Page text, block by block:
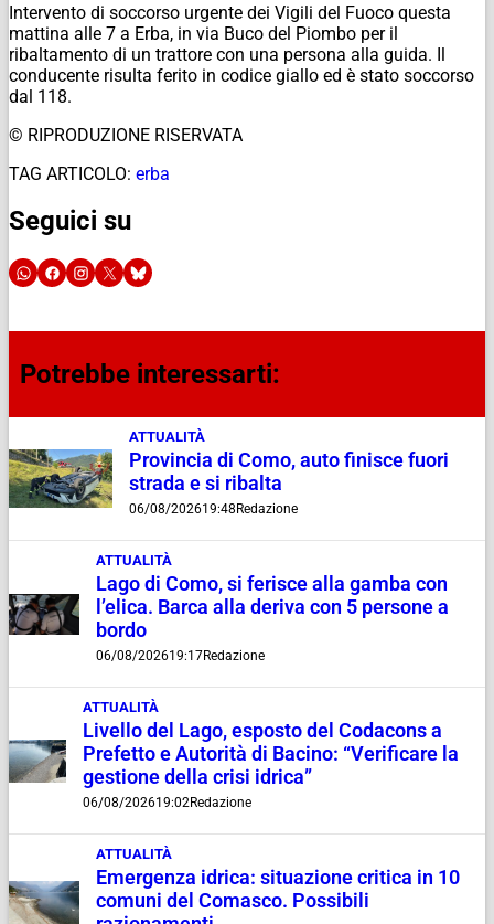
Intervento di soccorso urgente dei Vigili del Fuoco questa
mattina alle 7 a Erba, in via Buco del Piombo per il
ribaltamento di un trattore con una persona alla guida. Il
conducente risulta ferito in codice giallo ed è stato soccorso
dal 118.
© RIPRODUZIONE RISERVATA
TAG ARTICOLO: erba
Seguici su
Potrebbe interessarti:
ATTUALITÀ
Provincia di Como, auto finisce fuori
strada e si ribalta
06/08/202619:48 Redazione
ATTUALITÀ
Lago di Como, si ferisce alla gamba con
l’elica. Barca alla deriva con 5 persone a
bordo
06/08/202619:17Redazione
ATTUALITÀ
Livello del Lago, esposto del Codacons a
Prefetto e Autorità di Bacino: “Verificare la
gestione della crisi idrica”
06/08/202619:02Redazione
ATTUALITÀ
Emergenza idrica: situazione critica in 10
comuni del Comasco. Possibili